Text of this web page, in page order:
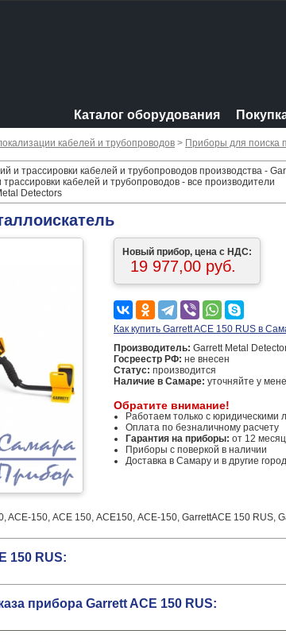
Каталог оборудования
кабелей и трубопроводов > Приборы для поиска
и трассировки кабелей и трубопроводов производства -
кабелей и трубопроводов - все производители
Detectors
Новый прибор, цена с НДС:
19 977,00 руб.
Как купить Garrett ACE 150 RUS в
Производитель: Garrett Metal
Госреестр РФ: не внесен
Статус: производится
Наличие в Самаре: уточняйте у
Обратите внимание!
Работаем только с юридическими
Оплата по безналичному расчету
Гарантия на приборы: от 12
Приборы с поверкой в наличии
Доставка в Самару и в другие
ACE-150, АСЕ 150, АСЕ150, АСЕ-150, GarrettACE 150 RUS,
150 RUS:
прибора Garrett ACE 150 RUS: